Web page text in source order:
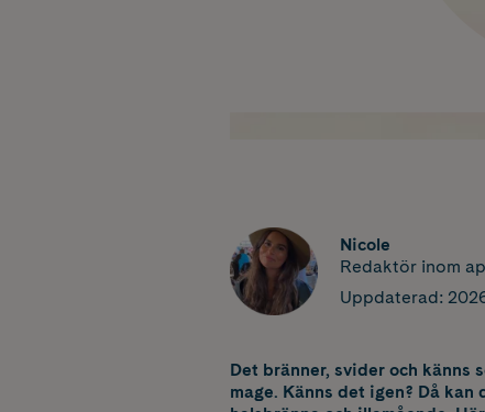
Nicole
Redaktör inom
Uppdaterad:
Det bränner, svider och känns
mage. Känns det igen? Då